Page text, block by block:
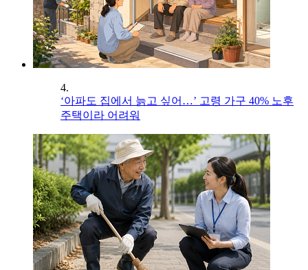
4.
‘아파도 집에서 늙고 싶어…’ 고령 가구 40% 노후
주택이라 어려워